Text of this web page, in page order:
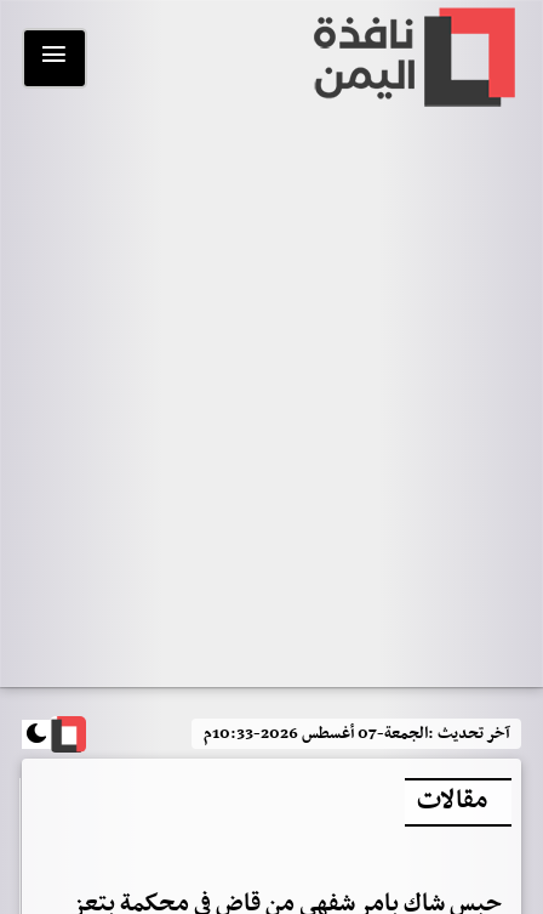
آخر تحديث :الجمعة-07 أغسطس 2026-10:33م
مقالات
حبس شاك بامر شفهي من قاض في محكمة بتعز